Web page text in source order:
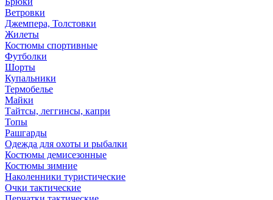
Ветровки
Джемпера, Толстовки
Жилеты
Костюмы спортивные
Футболки
Шорты
Купальники
Термобелье
Майки
Тайтсы, леггинсы, капри
Топы
Рашгарды
Одежда для охоты и рыбалки
Костюмы демисезонные
Костюмы зимние
Наколенники туристические
Очки тактические